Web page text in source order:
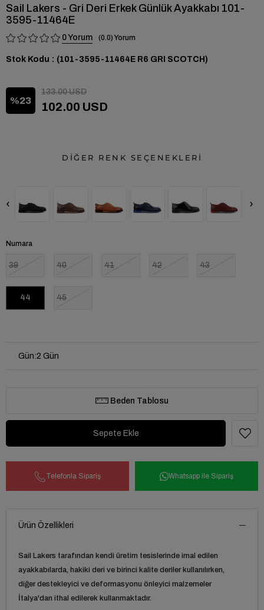
Sail Lakers - Gri Deri Erkek Günlük Ayakkabı 101-
3595-11464E
0 0.0
Stok Kodu (101-3595-11464E R6 GRI SCOTCH)
23
133.00 USD
102.00 USD
DİĞER RENK SEÇENEKLERİ
‹ ›
Numara
39 40 41 42 43
44 45
Gün:2 Gün
Beden Tablosu
Telefonla Sipariş Whatsapp ile Sipariş
Ürün Özellikleri
Sail Lakers tarafından kendi üretim tesislerinde imal edilen
ayakkabılarda, hakiki deri ve birinci kalite deriler kullanılırken,
diğer destekleyici ve deformasyonu önleyici malzemeler
İtalya'dan ithal edilerek kullanmaktadır.